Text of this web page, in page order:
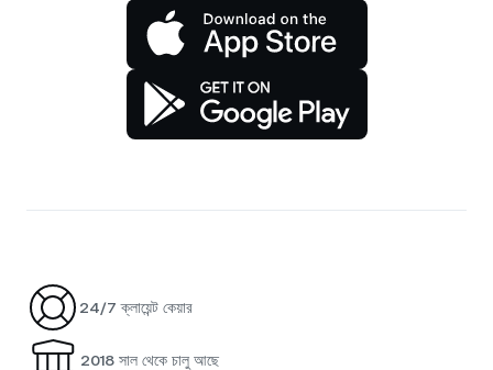
24/7 ক্লায়েন্ট কেয়ার
2018 সাল থেকে চালু আছে